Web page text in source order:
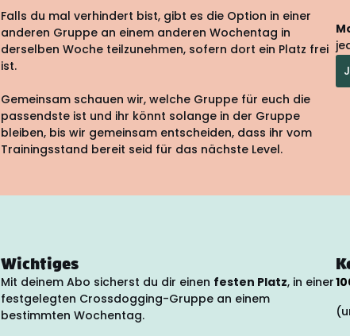
Falls du mal verhindert bist, gibt es die Option in einer
anderen Gruppe an einem anderen Wochentag in
derselben Woche teilzunehmen, sofern dort ein Platz frei
ist.
Gemeinsam schauen wir, welche Gruppe für euch die
passendste ist und ihr könnt solange in der Gruppe
bleiben, bis wir gemeinsam entscheiden, dass ihr vom
Trainingsstand bereit seid für das nächste Level.
Wichtiges
Mit deinem Abo sicherst du dir einen festen Platz, in einer
festgelegten Crossdogging-Gruppe an einem
bestimmten Wochentag.